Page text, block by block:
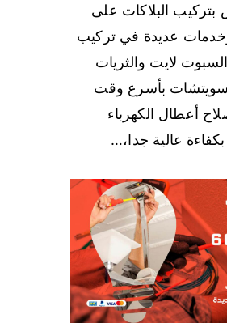
البلاكات على
وخدمات عديدة في تركيب
لايت والثريات
بأسرع وقت
أعطال الكهرباء
عالية جدا،…